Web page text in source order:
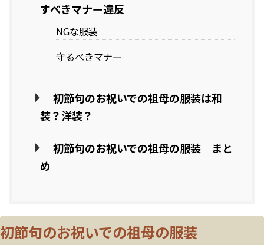
すべきマナー違反
NGな服装
守るべきマナー
初節句のお祝いでの祖母の服装は和
装？洋装？
初節句のお祝いでの祖母の服装 まと
め
初節句のお祝いでの祖母の服装